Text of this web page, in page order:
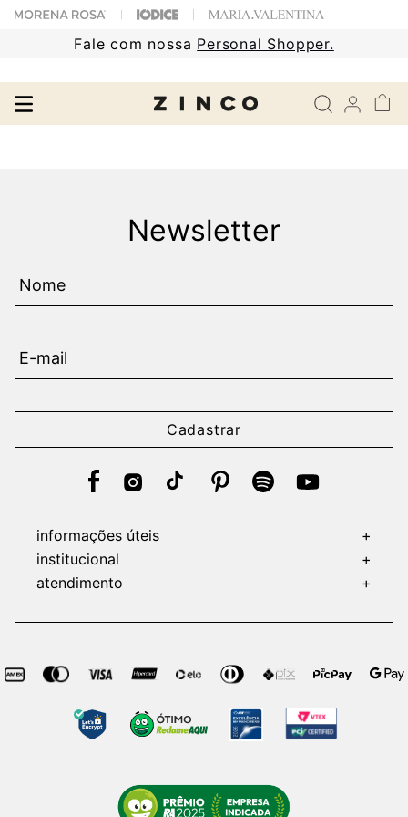
Fale com nossa Personal Shopper.
Newsletter
Cadastrar
informações úteis
+
institucional
+
atendimento
+